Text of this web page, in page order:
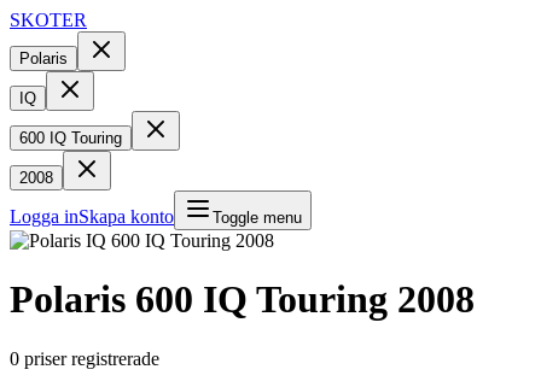
SKOTER
Polaris
IQ
600 IQ Touring
2008
Logga inSkapa konto Toggle menu
Polaris 600 IQ Touring 2008
0 priser registrerade